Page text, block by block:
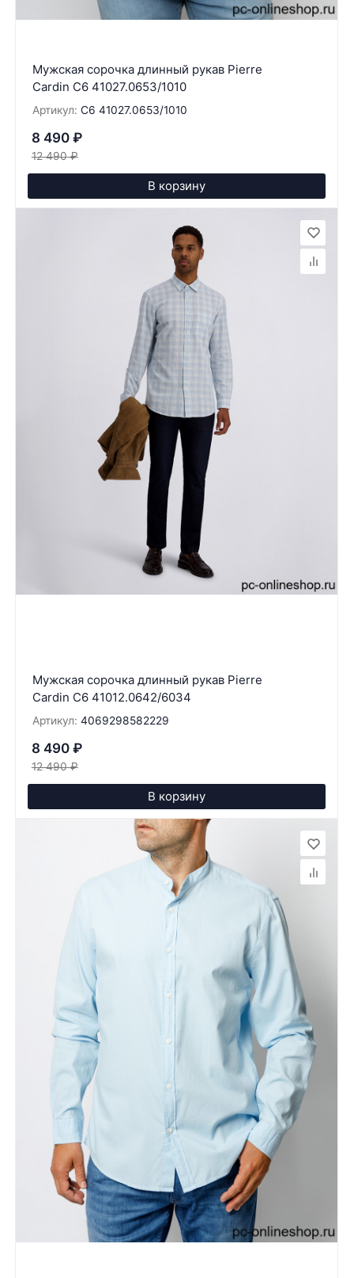
Мужская сорочка длинный рукав Pierre
Cardin C6 41027.0653/1010
Артикул: C6 41027.0653/1010
8 490 ₽
12 490 ₽
В корзину
Мужская сорочка длинный рукав Pierre
Cardin C6 41012.0642/6034
Артикул: 4069298582229
8 490 ₽
12 490 ₽
В корзину